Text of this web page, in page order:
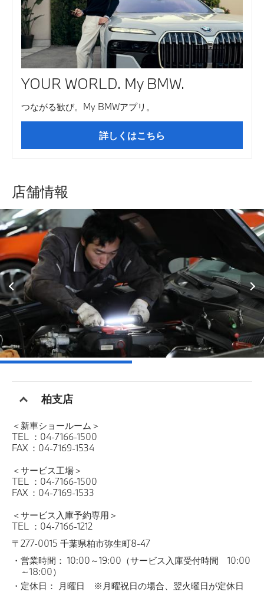
YOUR WORLD. My BMW.
つながる歓び。My BMWアプリ。
詳しくはこちら
店舗情報
柏支店
＜新車ショールーム＞
TEL ：04-7166-1500
FAX ：04-7169-1534
＜サービス工場＞
TEL ：04-7166-1500
FAX ：04-7169-1533
＜サービス入庫予約専用＞
TEL ：04-7166-1212
〒277-0015 千葉県柏市弥生町8-47
営業時間： 10:00～19:00（サービス入庫受付時間 10:00
～18:00）
定休日： 月曜日 ※月曜祝日の場合、翌火曜日が定休日